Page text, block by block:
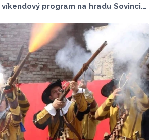
program na hradu Sovinci.